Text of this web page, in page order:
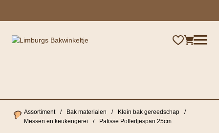
Assortiment / Bak materialen / Klein bak gereedschap
/
Messen en keukengerei
/ Patisse Poffertjespan 25cm